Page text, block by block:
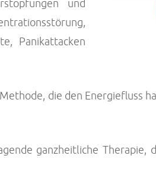
und
Panikattacken
die den Energiefluss
ganzheitliche Therapie,